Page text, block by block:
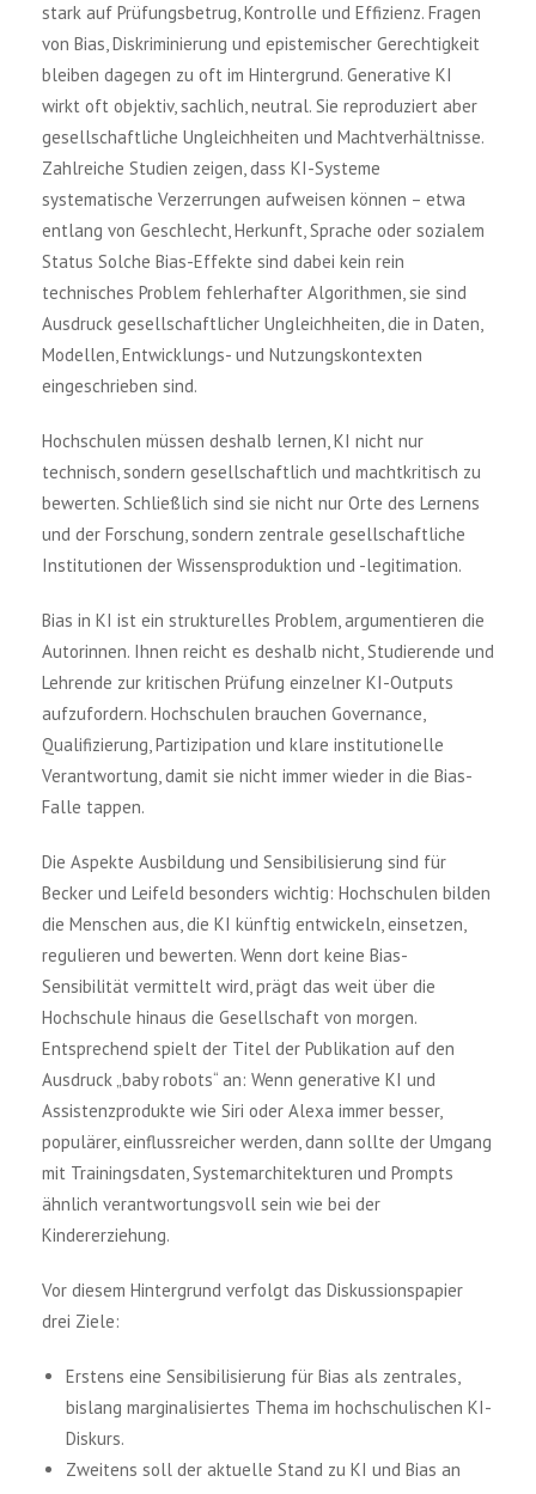
stark auf Prüfungsbetrug, Kontrolle und Effizienz. Fragen
von Bias, Diskriminierung und epistemischer Gerechtigkeit
bleiben dagegen zu oft im Hintergrund. Generative KI
wirkt oft objektiv, sachlich, neutral. Sie reproduziert aber
gesellschaftliche Ungleichheiten und Machtverhältnisse.
Zahlreiche Studien zeigen, dass KI-Systeme
systematische Verzerrungen aufweisen können – etwa
entlang von Geschlecht, Herkunft, Sprache oder sozialem
Status Solche Bias-Effekte sind dabei kein rein
technisches Problem fehlerhafter Algorithmen, sie sind
Ausdruck gesellschaftlicher Ungleichheiten, die in Daten,
Modellen, Entwicklungs- und Nutzungskontexten
eingeschrieben sind.
Hochschulen müssen deshalb lernen, KI nicht nur
technisch, sondern gesellschaftlich und machtkritisch zu
bewerten. Schließlich sind sie nicht nur Orte des Lernens
und der Forschung, sondern zentrale gesellschaftliche
Institutionen der Wissensproduktion und -legitimation.
Bias in KI ist ein strukturelles Problem, argumentieren die
Autorinnen. Ihnen reicht es deshalb nicht, Studierende und
Lehrende zur kritischen Prüfung einzelner KI-Outputs
aufzufordern. Hochschulen brauchen Governance,
Qualifizierung, Partizipation und klare institutionelle
Verantwortung, damit sie nicht immer wieder in die Bias-
Falle tappen.
Die Aspekte Ausbildung und Sensibilisierung sind für
Becker und Leifeld besonders wichtig: Hochschulen bilden
die Menschen aus, die KI künftig entwickeln, einsetzen,
regulieren und bewerten. Wenn dort keine Bias-
Sensibilität vermittelt wird, prägt das weit über die
Hochschule hinaus die Gesellschaft von morgen.
Entsprechend spielt der Titel der Publikation auf den
Ausdruck „baby robots“ an: Wenn generative KI und
Assistenzprodukte wie Siri oder Alexa immer besser,
populärer, einflussreicher werden, dann sollte der Umgang
mit Trainingsdaten, Systemarchitekturen und Prompts
ähnlich verantwortungsvoll sein wie bei der
Kindererziehung.
Vor diesem Hintergrund verfolgt das Diskussionspapier
drei Ziele:
Erstens eine Sensibilisierung für Bias als zentrales,
bislang marginalisiertes Thema im hochschulischen KI-
Diskurs.
Zweitens soll der aktuelle Stand zu KI und Bias an